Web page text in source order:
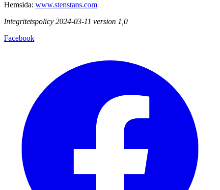
Hemsida: www.stenstans.com
Integritetspolicy 2024-03-11 version 1,0
Facebook